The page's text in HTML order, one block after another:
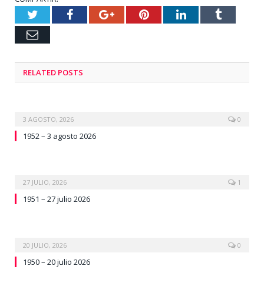
TwitterFacebookGoogle+PinterestLinkedInTumblr
Email
RELATED POSTS
3 AGOSTO, 2026 0
1952 – 3 agosto 2026
27 JULIO, 2026 1
1951 – 27 julio 2026
20 JULIO, 2026 0
1950 – 20 julio 2026